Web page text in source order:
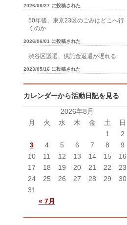
2026/06/27 に投稿された
50年後、東京23区のごみはどこへ行
くのか
2026/06/01 に投稿された
渋谷区議選、供託金返還が遅れる
2023/05/16 に投稿された
カレンダーから活動日記を見る
2026年8月
月
火 水 木 金 土 日
« 7月
1
2
3
4 5 6 7 8
9
10
11 12 13 14 15
16
17
18 19 20 21 22
23
24
25 26 27 28 29
30
31